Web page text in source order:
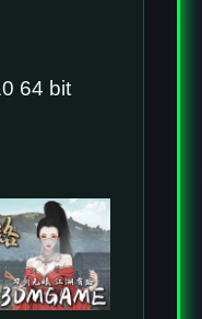
64 bit